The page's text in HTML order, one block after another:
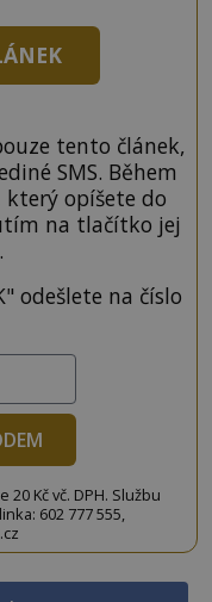
tento článek,
SMS. Během
opíšete do
na tlačítko jej
odešlete na číslo
20 Kč vč. DPH. Službu
602 777 555,